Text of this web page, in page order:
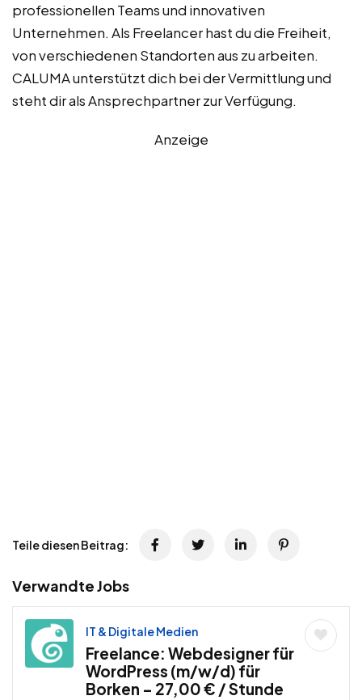
professionellen Teams und innovativen
Unternehmen. Als Freelancer hast du die Freiheit,
von verschiedenen Standorten aus zu arbeiten.
CALUMA unterstützt dich bei der Vermittlung und
steht dir als Ansprechpartner zur Verfügung.
Anzeige
Teile diesen Beitrag:
Verwandte Jobs
IT & Digitale Medien
Freelance: Webdesigner für
WordPress (m/w/d) für
Borken – 27,00 € / Stunde